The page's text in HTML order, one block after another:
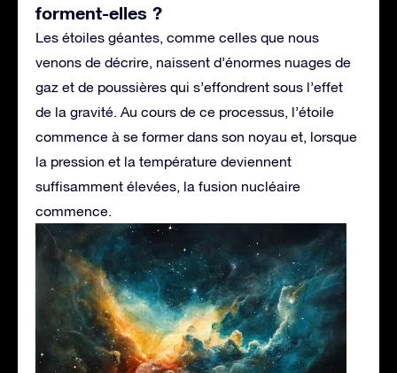
forment-elles ?
Les étoiles géantes, comme celles que nous
venons de décrire, naissent d’énormes nuages de
gaz et de poussières qui s’effondrent sous l’effet
de la gravité. Au cours de ce processus, l’étoile
commence à se former dans son noyau et, lorsque
la pression et la température deviennent
suffisamment élevées, la fusion nucléaire
commence.